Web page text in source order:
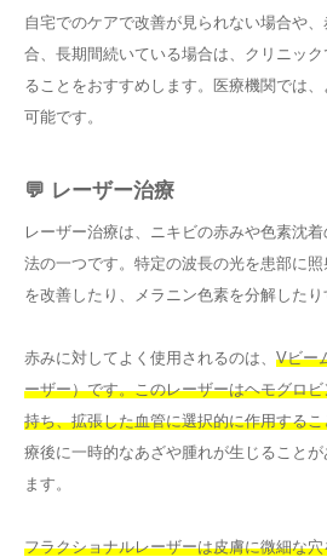
自宅でのケアで改善が見られない場合や
合、長期間続いている場合は、クリニッ
ることをおすすめします。医療機関では
可能です。
💬 レーザー治療
レーザー治療は、ニキビの赤みや色素沈
法の一つです。特定の波長の光を患部に
を改善したり、メラニン色素を分解したり
赤みに対してよく使用されるのは、 Vビー
ーザー）です。このレーザーはヘモグロ
持ち、拡張した血管に選択的に作用する
療後に一時的なあざや腫れが生じること
ます。
フラクショナルレーザーは皮膚に微細な